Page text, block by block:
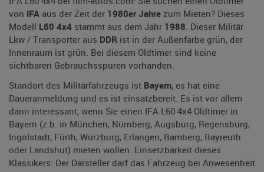
von IFA aus der Zeit der 1980er Jahre zum Mieten? Dieses
Modell L60 4x4 stammt aus dem Jahr 1988. Dieser Militär
Lkw / Transporter aus DDR ist in der Außenfarbe grün, der
Innenraum ist grün. Bei diesem Oldtimer sind keine
sichtbaren Gebrauchsspuren vorhanden.
Standort des Militärfahrzeugs ist Bayern, es hat eine
Daueranmeldung und es ist einsatzbereit. Es ist vor allem
dann interessant, wenn Sie einen IFA L60 4x4 Oldtimer in
Bayern (z.b. in München, Nürnberg, Augsburg, Regensburg,
Ingolstadt, Fürth, Würzburg, Erlangen, Bamberg, Bayreuth
oder Landshut) mieten wollen. Einsetzbarkeit dieses
Klassikers: Der Darsteller darf das Fahrzeug bei Anwesenheit